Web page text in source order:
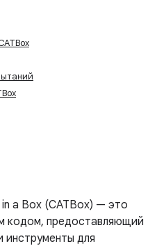
a Box (CATBox) — это
кодом, предоставляющий
для